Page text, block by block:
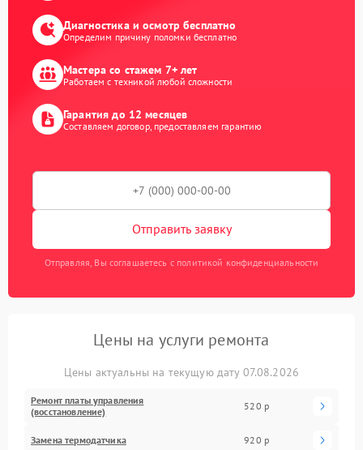
Диагностика и осмотр бесплатно
Определим причину поломки бесплатно
Мастера со стажем 7+ лет
Работаем с техникой любой сложности
Гарантия до 12 месяцев
Составляем договор, предоставляем гарантию
Отправить заявку
Отправляя, Вы соглашаетесь с политикой конфиденциальности
Цены на услуги ремонта
Цены актуальны на текущую дату 07.08.2026
Ремонт платы управления
(восстановление)
520 р
Замена термодатчика 920 р